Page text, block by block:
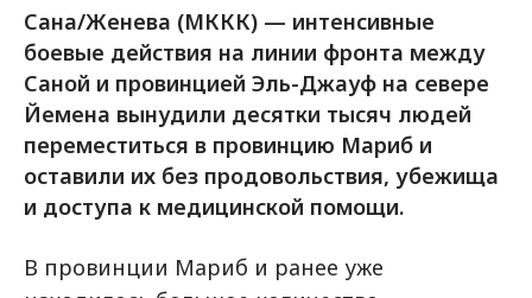
Сана/Женева (МККК) — интенсивные
боевые действия на линии фронта между
Саной и провинцией Эль-Джауф на севере
Йемена вынудили десятки тысяч людей
переместиться в провинцию Мариб и
оставили их без продовольствия, убежища
и доступа к медицинской помощи.
В провинции Мариб и ранее уже